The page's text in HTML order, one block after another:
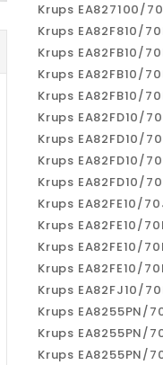
Liliana Teixeira
Recomendo, muito
profissionais.
Krups EA827100/
Krups EA82F810/
Krups EA82FB10/
Krups EA82FB10/
Krups EA82FB10/
Krups EA82FD10/
Krups EA82FD10/
Krups EA82FD10/
Krups EA82FD10/
Krups EA82FE10/
Krups EA82FE10/
Krups EA82FE10/
Krups EA82FE10/
Krups EA82FJ10/
Krups EA8255PN/
Krups EA8255PN/
Krups EA8255PN/